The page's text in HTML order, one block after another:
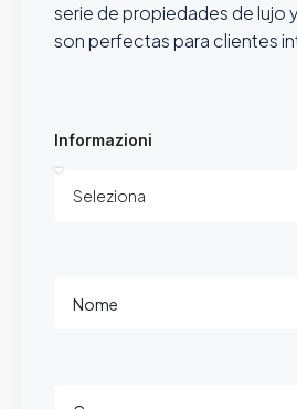
serie de propiedades de lujo
son perfectas para clientes
Informazioni